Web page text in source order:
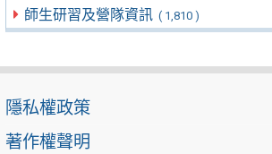
師生研習及營隊資訊 ( 1,810 )
隱私權政策
著作權聲明